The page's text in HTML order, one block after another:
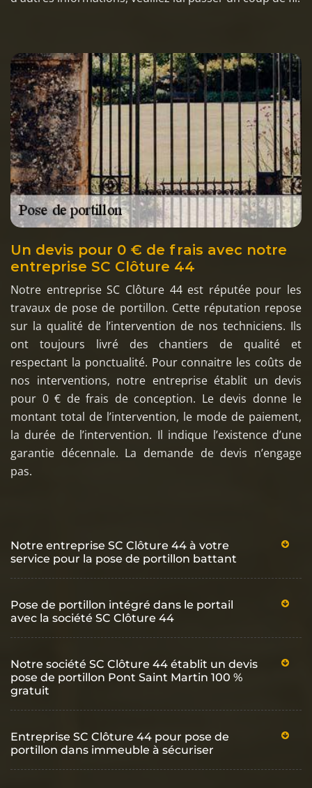
Un devis pour 0 € de frais avec notre
entreprise SC Clôture 44
Notre entreprise SC Clôture 44 est réputée pour les
travaux de pose de portillon. Cette réputation repose
sur la qualité de l’intervention de nos techniciens. Ils
ont toujours livré des chantiers de qualité et
respectant la ponctualité. Pour connaitre les coûts de
nos interventions, notre entreprise établit un devis
pour 0 € de frais de conception. Le devis donne le
montant total de l’intervention, le mode de paiement,
la durée de l’intervention. Il indique l’existence d’une
garantie décennale. La demande de devis n’engage
pas.
Notre entreprise SC Clôture 44 à votre
service pour la pose de portillon battant
Pose de portillon intégré dans le portail
avec la société SC Clôture 44
Notre société SC Clôture 44 établit un devis
pose de portillon Pont Saint Martin 100 %
gratuit
Entreprise SC Clôture 44 pour pose de
portillon dans immeuble à sécuriser